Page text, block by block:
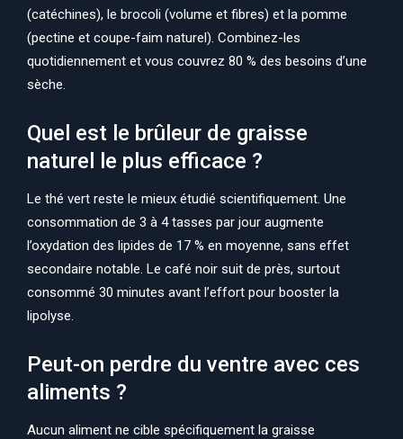
(catéchines), le brocoli (volume et fibres) et la pomme
(pectine et coupe-faim naturel). Combinez-les
quotidiennement et vous couvrez 80 % des besoins d’une
sèche.
Quel est le brûleur de graisse
naturel le plus efficace ?
Le thé vert reste le mieux étudié scientifiquement. Une
consommation de 3 à 4 tasses par jour augmente
l’oxydation des lipides de 17 % en moyenne, sans effet
secondaire notable. Le café noir suit de près, surtout
consommé 30 minutes avant l’effort pour booster la
lipolyse.
Peut-on perdre du ventre avec ces
aliments ?
Aucun aliment ne cible spécifiquement la graisse